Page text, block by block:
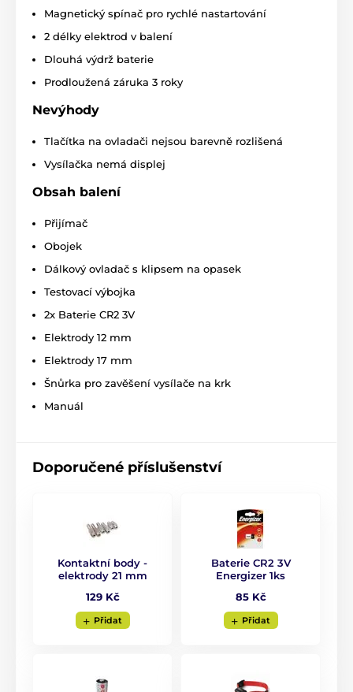
Vysílačkamá šířku 5,2 cm, výšku 11 cm,
hloubku 2,9 cm a její váha je 61 gramů
výšku 6,4cm, hloubku 3,4 cm a jeho váha je 56 gramů
(bez baterie).
Technické specifikace se mohou změnit bez
ilustrativní charakter.
Produkt je zařazen v kategoriích
Výcvikové obojky
Elektrické
Pro malé psy Pro střední psy
Magnetický spínač pro rychlé nastartování
2 délky elektrod v balení
Dlouhá výdrž baterie
Prodloužená záruka 3 roky
Nevýhody
Tlačítka na ovladači nejsou barevně rozlišená
Vysílačka nemá displej
Obsah balení
Přijímač
Obojek
Dálkový ovladač s klipsem na opasek
Testovací výbojka
2x Baterie CR2 3V
Elektrody 12 mm
Elektrody 17 mm
Šnůrka pro zavěšení vysílače na krk
Manuál
Doporučené příslušenství
Kontaktní body -
elektrody 21 mm
129 Kč
Přidat
Baterie CR2 3V
Energizer 1ks
85 Kč
Přidat